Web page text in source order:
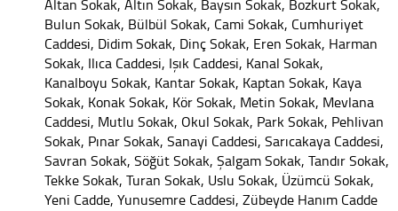
Altan Sokak, Altın Sokak, Baysın Sokak, Bozkurt Sokak,
Bulun Sokak, Bülbül Sokak, Cami Sokak, Cumhuriyet
Caddesi, Didim Sokak, Dinç Sokak, Eren Sokak, Harman
Sokak, Ilıca Caddesi, Işık Caddesi, Kanal Sokak,
Kanalboyu Sokak, Kantar Sokak, Kaptan Sokak, Kaya
Sokak, Konak Sokak, Kör Sokak, Metin Sokak, Mevlana
Caddesi, Mutlu Sokak, Okul Sokak, Park Sokak, Pehlivan
Sokak, Pınar Sokak, Sanayi Caddesi, Sarıcakaya Caddesi,
Savran Sokak, Söğüt Sokak, Şalgam Sokak, Tandır Sokak,
Tekke Sokak, Turan Sokak, Uslu Sokak, Üzümcü Sokak,
Yeni Cadde, Yunusemre Caddesi, Zübeyde Hanım Cadde